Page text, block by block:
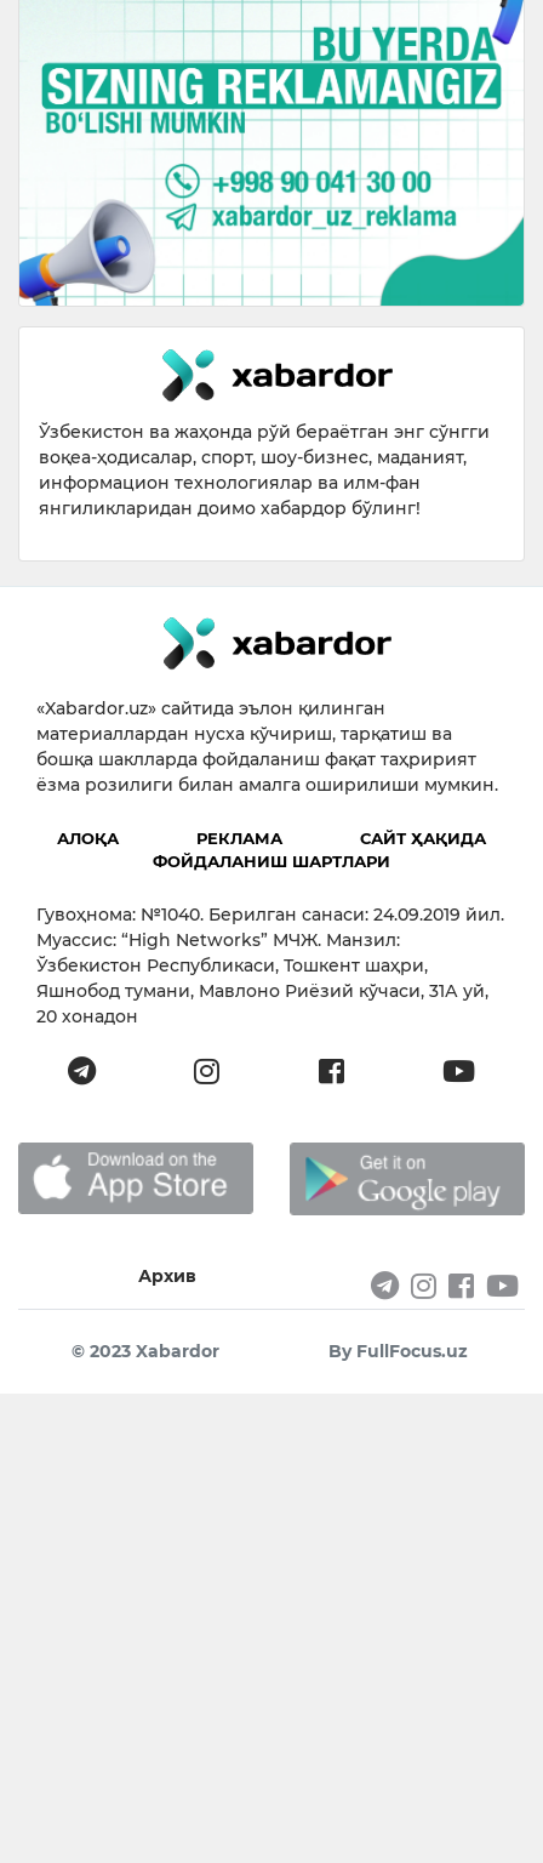
Ўзбекистон ва жаҳонда рўй бераётган энг сўнгги
воқеа-ҳодисалар, спорт, шоу-бизнес, маданият,
информацион технологиялар ва илм-фан
янгиликларидан доимо хабардор бўлинг!
«Xabardor.uz» сайтида эълон қилинган
материаллардан нусха кўчириш, тарқатиш ва
бошқа шаклларда фойдаланиш фақат таҳририят
ёзма розилиги билан амалга оширилиши мумкин.
АЛОҚА РЕКЛАМА
САЙТ ҲАҚИДА
ФОЙДАЛАНИШ ШАРТЛАРИ
Гувоҳнома: №1040. Берилган санаси: 24.09.2019 йил.
Муассис: “High Networks” МЧЖ. Манзил:
Ўзбекистон Республикаси, Тошкент шаҳри,
Яшнобод тумани, Мавлоно Риёзий кўчаси, 31А уй,
20 хонадон
Архив
© 2023 Xabardor By FullFocus.uz